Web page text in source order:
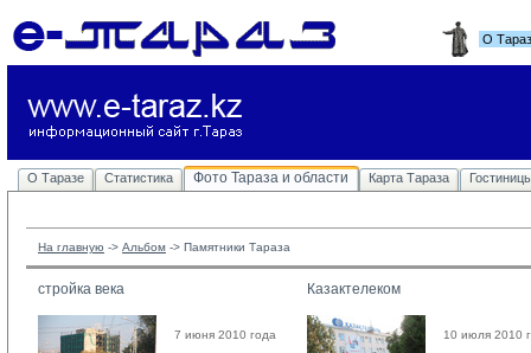
О
О Таразе Статистика Фото Тараза и области Карта Тараза
На главную -> Альбом -> Памятники Тараза
стройка века
7 июня 2010 года
Казактелеком
10 июля 2010